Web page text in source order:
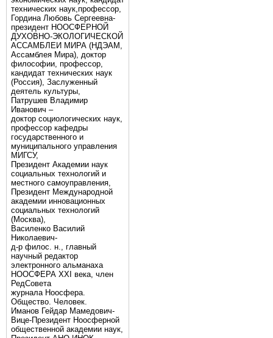
технических наук,профессор,
Гордина Любовь Сергеевна-
президент НООСФЕРНОЙ
ДУХОВНО-ЭКОЛОГИЧЕСКОЙ
АССАМБЛЕИ МИРА (НДЭАМ,
Ассамблея Мира), доктор
философии, профессор,
кандидат технических наук
(Россия), Заслуженный
деятель культуры,
Патрушев Владимир
Иванович –
доктор социологических наук,
профессор кафедры
государственного и
муниципального управления
МИГСУ,
Президент Академии наук
социальных технологий и
местного самоуправления,
Президент Международной
академии инновационных
социальных технологий
(Москва),
Василенко Василий
Николаевич-
д-р филос. н., главный
научный редактор
электронного альманаха
НООСФЕРА XXI века, член
РедСовета
журнала Ноосфера.
Общество. Человек.
Иманов Гейдар Мамедович-
Вице-Президент Ноосферной
общественной академии наук,